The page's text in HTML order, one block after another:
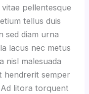
pellentesque
tellus duis
sed diam urna
lacus nec metus
nisl malesuada
hendrerit semper
litora torquent